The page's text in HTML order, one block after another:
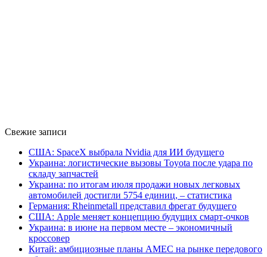
Свежие записи
США: SpaceX выбрала Nvidia для ИИ будущего
Украина: логистические вызовы Toyota после удара по
складу запчастей
Украина: по итогам июля продажи новых легковых
автомобилей достигли 5754 единиц, – статистика
Германия: Rheinmetall представил фрегат будущего
США: Apple меняет концепцию будущих смарт-очков
Украина: в июне на первом месте – экономичный
кроссовер
Китай: амбициозные планы AMEC на рынке передового